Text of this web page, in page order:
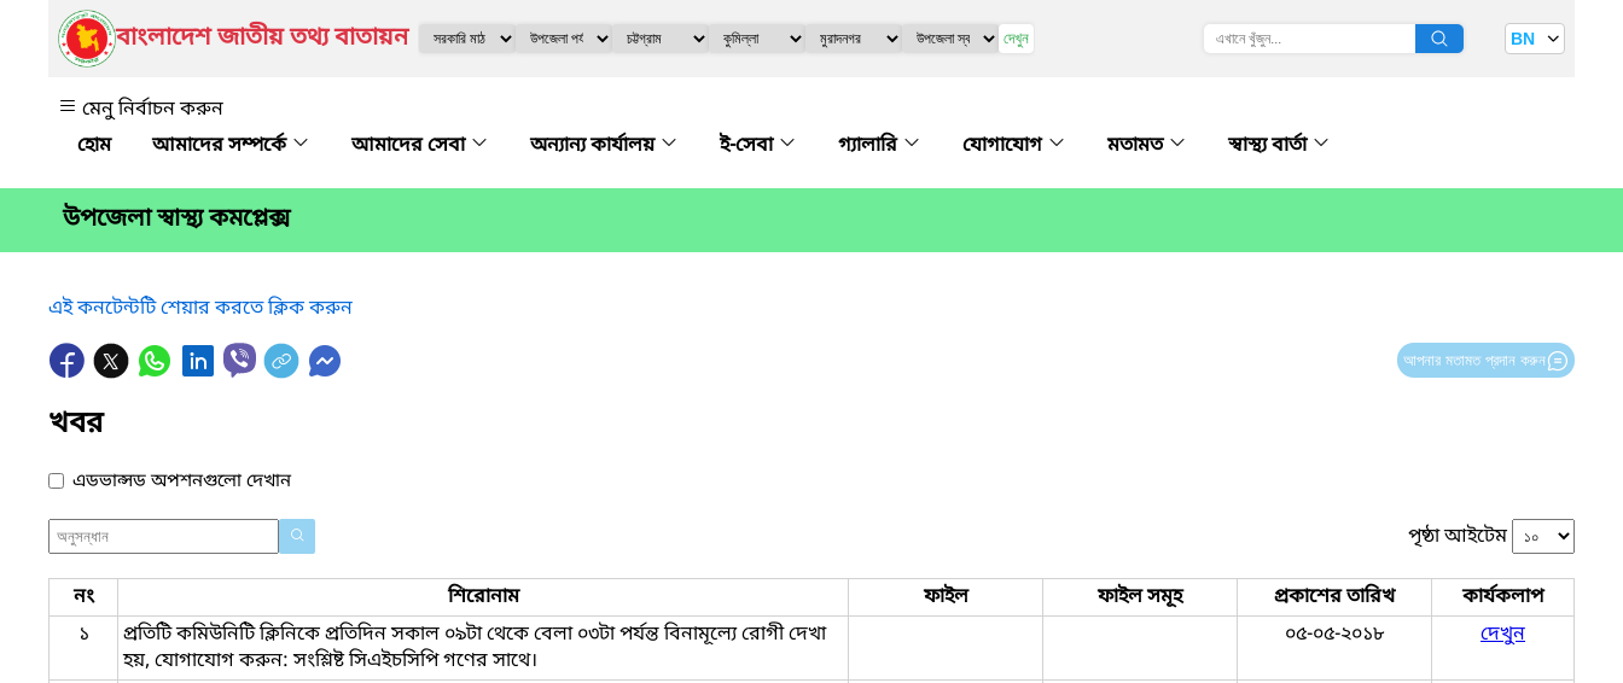
বাংলাদেশ জাতীয় তথ্য বাতায়ন দেখুন BN
মেনু নির্বাচন করুন
আমাদের সম্পর্কে
আমাদের সেবা অন্যান্য কার্যালয় ই-সেবা গ্যালারি যোগাযোগ মতামত স্বাস্থ্য বার্তা
উপজেলা স্বাস্থ্য কমপ্লেক্স
এই কনটেন্টটি শেয়ার করতে ক্লিক করুন
আপনার মতামত প্রদান করুন
খবর
এডভান্সড অপশনগুলো দেখান
পৃষ্ঠা আইটেম
নং শিরোনাম ফাইল ফাইল সমূহ প্রকাশের তারিখ
কার্যকলাপ
১
প্রতিটি কমিউনিটি ক্লিনিকে প্রতিদিন সকাল ০৯টা থেকে বেলা ০৩টা পর্যন্ত বিনামূল্যে রোগী দেখা
হয়, যোগাযোগ করুন: সংশ্লিষ্ট সিএইচসিপি গণের সাথে।
০৫-০৫-২০১৮ দেখুন